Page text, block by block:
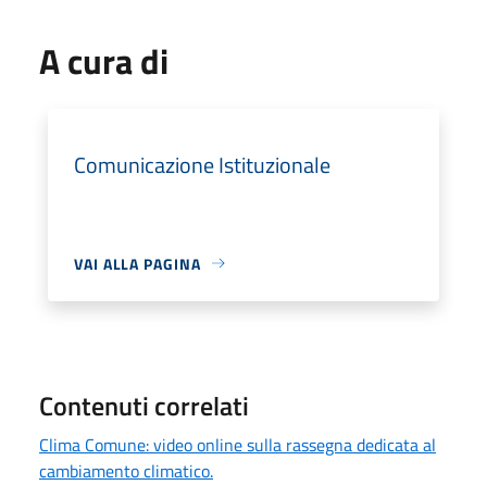
A cura di
Comunicazione Istituzionale
VAI ALLA PAGINA
Contenuti correlati
Clima Comune: video online sulla rassegna dedicata al
cambiamento climatico.